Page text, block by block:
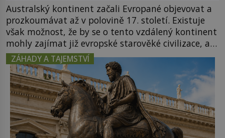
Australský kontinent začali Evropané objevovat a
prozkoumávat až v polovině 17. století. Existuje
však možnost, že by se o tento vzdálený kontinent
mohly zajímat již evropské starověké civilizace, a
to o 15 století dříve? Již od starověku kartografové
zakreslovali do map záhadný kontinent Terra
Australis – Jižní zemi. Proč? Do jisté míry to byl
smysl pro […]
ZÁHADY A TAJEMSTVÍ